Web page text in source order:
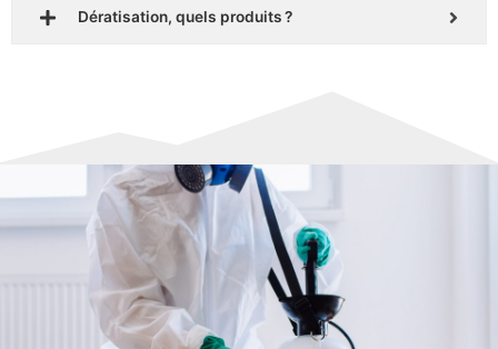
Dératisation, quels produits ?